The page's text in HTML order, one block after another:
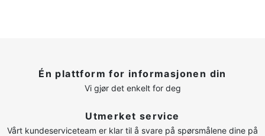
Én plattform for informasjonen din
Vi gjør det enkelt for deg
Utmerket service
Vårt kundeserviceteam er klar til å svare på spørsmålene dine på